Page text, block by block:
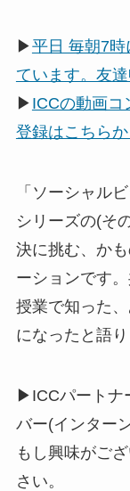
▶平日 毎朝7時
ています。友
▶ ICCの動画コ
登録はこちらか
「ソーシャル
シリーズの(そ
決に挑む、か
ーションです
授業で知った
になったと語
▶ICCパートナ
バー(インター
もし興味がご
さい。